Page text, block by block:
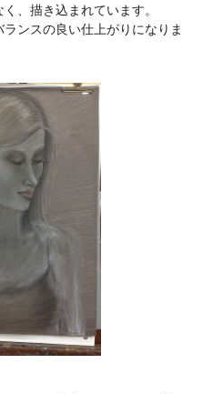
、描き込まれています。
ンスの良い仕上がりになりま